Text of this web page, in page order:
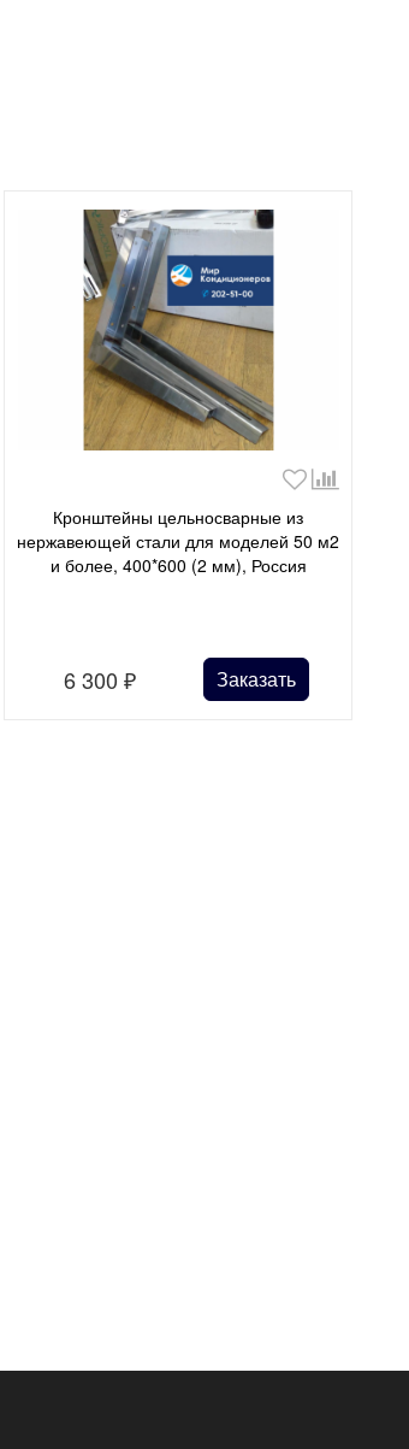
Кронштейны цельносварные из
нержавеющей стали для моделей 50 м2
и более, 400*600 (2 мм), Россия
6 300 ₽ Заказать